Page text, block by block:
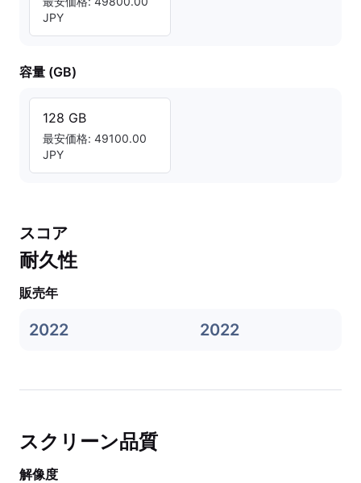
JPY
容量 (GB)
128 GB
最安価格: 49100.00
JPY
スコア
耐久性
販売年
2022 2022
スクリーン品質
解像度